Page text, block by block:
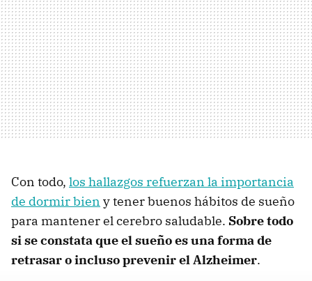
Con todo, los hallazgos refuerzan la importancia
de dormir bien y tener buenos hábitos de sueño
para mantener el cerebro saludable. Sobre todo
si se constata que el sueño es una forma de
retrasar o incluso prevenir el Alzheimer.